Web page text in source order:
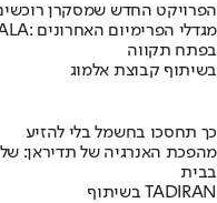
הפרויקט החדש שמסקרן
בפתח תקווה
בשיתוף קבוצת אלמוג
כך תחסכו בחשמל בלי להזיע
מהפכת האנרגיה של תדיראן:
בבית
בשיתוף TADIRAN